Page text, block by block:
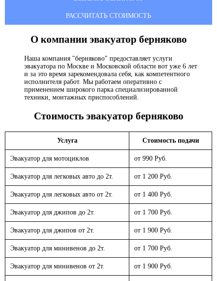
РАССЧИТАТЬ СТОИМОСТЬ
О компании эвакуатор берняково
Наша компания "берняково" предоставляет услуги
эвакуатора по Москве и Московской области вот уже 6 лет
и за это время зарекомендовала себя, как компетентного
исполнителя работ. Мы работаем оперативно с
применением широкого парка специализированной
техники, монтажных приспособлений.
Стоимость эвакуатор берняково
Услуга Стоимость подачи
Эвакуатор для мотоциклов от 990 Руб.
Эвакуатор для легковых авто до 2т. от 1 200 Руб.
Эвакуатор для легковых авто от 2т. от 1 400 Руб.
Эвакуатор для джипов до 2т. от 1 700 Руб.
Эвакуатор для джипов от 2т. от 1 900 Руб.
Эвакуатор для минивенов до 2т. от 1 700 Руб.
Эвакуатор для минивенов от 2т. от 1 900 Руб.